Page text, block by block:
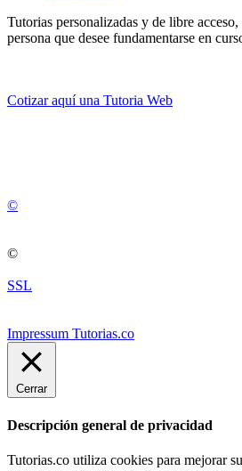
Tutorias personalizadas y de libre
persona que desee fundamentarse en
Cotizar aquí una Tutoria Web
©
©
SSL
Impressum Tutorias.co
Cerrar
Descripción general de privacidad
Tutorias.co utiliza cookies para mejorar